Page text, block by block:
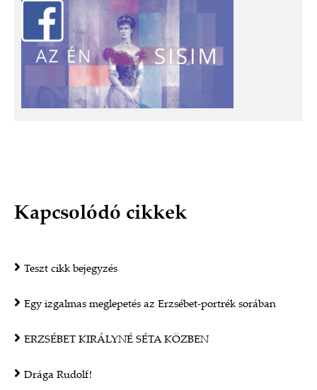
Kapcsolódó cikkek
Teszt cikk bejegyzés
Egy izgalmas meglepetés az Erzsébet-portrék sorában
ERZSÉBET KIRÁLYNÉ SÉTA KÖZBEN
Drága Rudolf!